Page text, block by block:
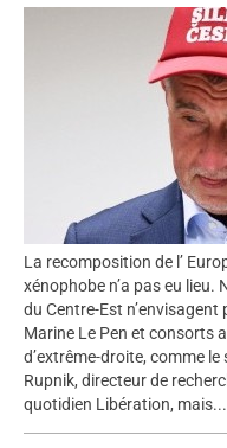
La recomposition de l’
xénophobe n’a pas eu lieu.
du Centre-Est n’envisagent
Marine Le Pen et consorts
d’extrême-droite, comme
Rupnik, directeur de
quotidien Libération, mais...